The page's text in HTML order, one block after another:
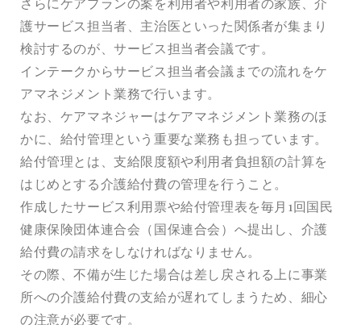
護サービス担当者、主治医といった関係者が集まり
検討するのが、サービス担当者会議です。
インテークからサービス担当者会議までの流れをケ
アマネジメント業務で行います。
なお、ケアマネジャーはケアマネジメント業務のほ
かに、給付管理という重要な業務も担っています。
給付管理とは、支給限度額や利用者負担額の計算を
はじめとする介護給付費の管理を行うこと。
作成したサービス利用票や給付管理表を毎月1回国民
健康保険団体連合会（国保連合会）へ提出し、介護
給付費の請求をしなければなりません。
その際、不備が生じた場合は差し戻される上に事業
所への介護給付費の支給が遅れてしまうため、細心
の注意が必要です。